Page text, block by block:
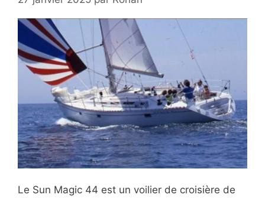
Le Sun Magic 44 est un voilier de croisière de